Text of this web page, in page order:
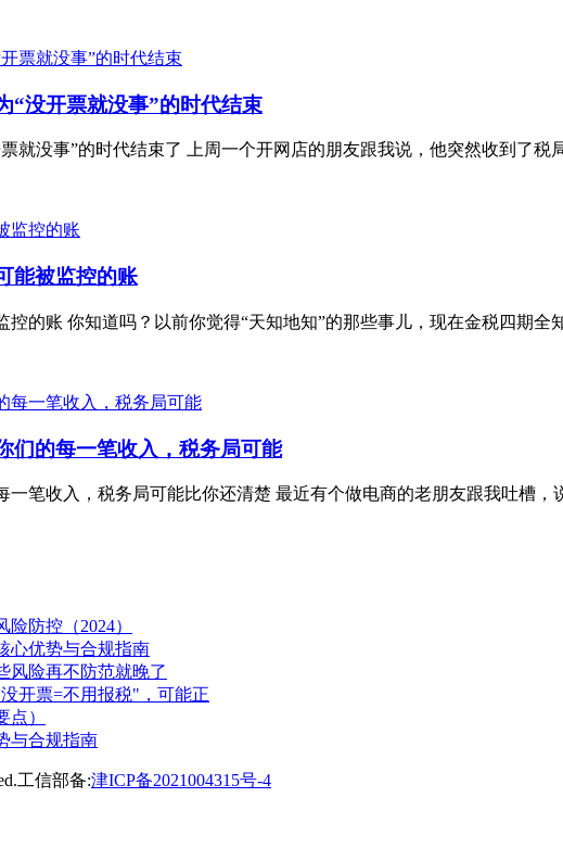
“没开票就没事”的时代结束
就没事”的时代结束了 上周一个开网店的朋友跟我说，他突然收到了税
能被监控的账
的账 你知道吗？以前你觉得“天知地知”的那些事儿，现在金税四期全
们的每一笔收入，税务局可能
一笔收入，税务局可能比你还清楚 最近有个做电商的老朋友跟我吐槽，
防控（2024）
心优势与合规指南
风险再不防范就晚了
开票=不用报税"，可能正
）
与合规指南
工信部备:津ICP备2021004315号-4